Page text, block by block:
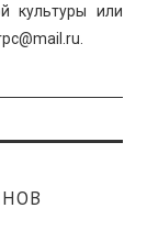
культуры или